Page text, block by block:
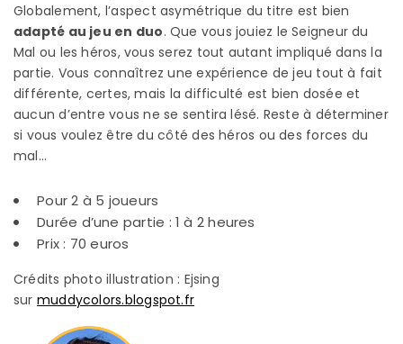
Globalement, l’aspect asymétrique du titre est bien
adapté au jeu en duo. Que vous jouiez le Seigneur du
Mal ou les héros, vous serez tout autant impliqué dans la
partie. Vous connaîtrez une expérience de jeu tout à fait
différente, certes, mais la difficulté est bien dosée et
aucun d’entre vous ne se sentira lésé. Reste à déterminer
si vous voulez être du côté des héros ou des forces du
mal…
Pour 2 à 5 joueurs
Durée d’une partie : 1 à 2 heures
Prix : 70 euros
Crédits photo illustration : Ejsing
sur muddycolors.blogspot.fr